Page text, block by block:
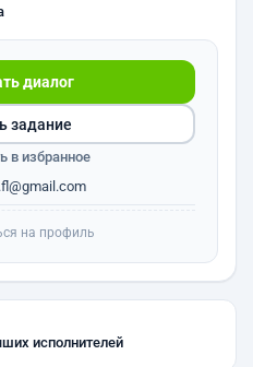
диалог
задание
в избранное
на профиль
исполнителей